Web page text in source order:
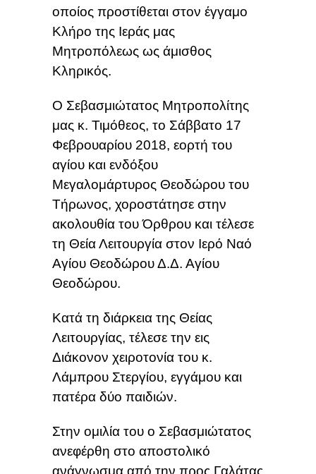
οποίος προστίθεται στον έγγαμο
Κλήρο της Ιεράς μας
Μητροπόλεως ως άμισθος
Κληρικός.
Ο Σεβασμιώτατος Μητροπολίτης
μας κ. Τιμόθεος, το Σάββατο 17
Φεβρουαρίου 2018, εορτή του
αγίου και ενδόξου
Μεγαλομάρτυρος Θεοδώρου του
Τήρωνος, χοροστάτησε στην
ακολουθία του Όρθρου και τέλεσε
τη Θεία Λειτουργία στον Ιερό Ναό
Αγίου Θεοδώρου Δ.Δ. Αγίου
Θεοδώρου.
Κατά τη διάρκεια της Θείας
Λειτουργίας, τέλεσε την εις
Διάκονον χειροτονία του κ.
Λάμπρου Στεργίου, εγγάμου και
πατέρα δύο παιδιών.
Στην ομιλία του ο Σεβασμιώτατος
ανεφέρθη στο αποστολικό
ανάγνωσμα από την προς Γαλάτας